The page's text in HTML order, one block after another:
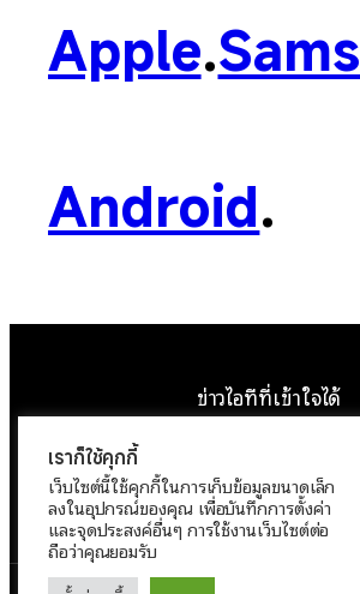
Apple.
Android.
ข่าวไอทีที่เข้าใจได้
หน้าแรกติดต่อเราลิขสิทธิ์เกี่
นโยบายข้อมูลส่วนบุคคล
เราก็ใช้คุกกี้
เว็บไซต์นี้ใช้คุกกี้ในการเก็บข้อมูลขนาดเล็ก
ลงในอุปกรณ์ของคุณ เพื่อบันทึกการตั้งค่า
และจุดประสงค์อื่นๆ การใช้งานเว็บไซต์ต่อ
ถือว่าคุณยอมรับ